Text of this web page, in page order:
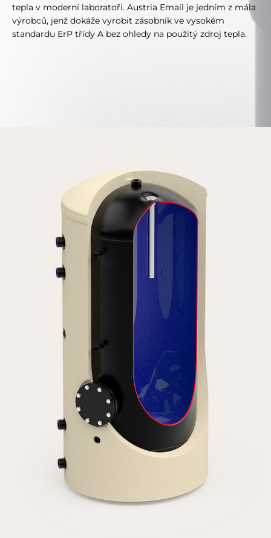
tepla v moderní laboratoři. Austria Email je jedním z mála
výrobců, jenž dokáže vyrobit zásobník ve vysokém
standardu ErP třídy A bez ohledy na použitý zdroj tepla.